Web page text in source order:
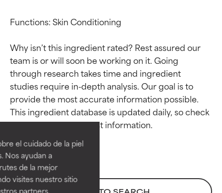
el cuidado de la piel
Nos ayudan a
de la mejor
visites nuestro sitio
partners,
Functions: Skin Conditioning
Why isn’t this ingredient rated? Rest assured our
team is or will soon be working on it. Going
through research takes time and ingredient
studies require in-depth analysis. Our goal is to
provide the most accurate information possible.
This ingredient database is updated daily, so check
Calificaciones de
ingredientes
EXCELENTE
Ingrediente sobresaliente con
beneficios reales para la piel. Su
eficacia está demostrada y
Calificaciones de
ingredientes
EXCELENTE
Ingrediente sobresaliente con
beneficios reales para la piel. Su
eficacia está demostrada y